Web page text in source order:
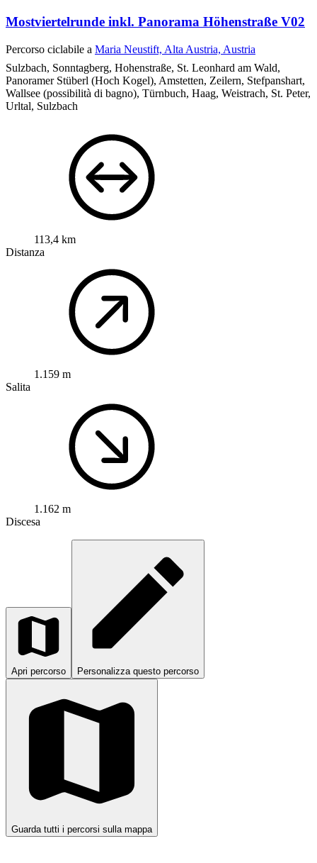
Mostviertelrunde inkl. Panorama Höhenstraße V02
Percorso ciclabile a Maria Neustift, Alta Austria, Austria
Sulzbach, Sonntagberg, Hohenstraße, St. Leonhard am Wald,
Panoramer Stüberl (Hoch Kogel), Amstetten, Zeilern, Stefpanshart,
Wallsee (possibilità di bagno), Türnbuch, Haag, Weistrach, St. Peter,
Urltal, Sulzbach
113,4 km
Distanza
1.159 m
Salita
1.162 m
Discesa
Apri percorso Personalizza questo percorso
Guarda tutti i percorsi sulla mappa